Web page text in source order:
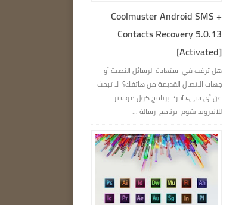
Coolmuster Android SMS +
Contacts Recovery 5.0.13
[Activated]
هل ترغب في استعادة الرسائل النصية أو
جهات الاتصال القديمة من هاتفك؟ لا تبحث
عن أي شيء آخر؛ برنامج كول موستر
للاندرويد يقوم برنامج رسالة ...